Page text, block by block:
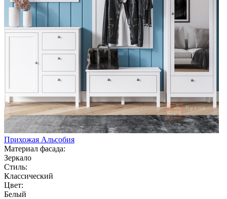
Прихожая Альсобия
Материал фасада:
Зеркало
Стиль:
Классический
Цвет:
Белый